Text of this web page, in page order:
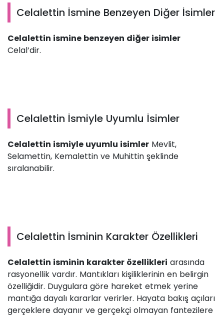
Celalettin İsmine Benzeyen Diğer İsimler
Celalettin ismine benzeyen diğer isimler
Celal’dir.
Celalettin İsmiyle Uyumlu İsimler
Celalettin ismiyle uyumlu isimler Mevlit,
Selamettin, Kemalettin ve Muhittin şeklinde
sıralanabilir.
Celalettin İsminin Karakter Özellikleri
Celalettin isminin karakter özellikleri arasında
rasyonellik vardır. Mantıkları kişiliklerinin en belirgin
özelliğidir. Duygulara göre hareket etmek yerine
mantığa dayalı kararlar verirler. Hayata bakış açıları
gerçeklere dayanır ve gerçekçi olmayan fantezilere